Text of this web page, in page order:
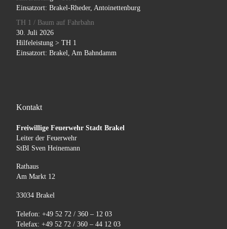
Einsatzort: Brakel-Rheder, Antoinettenburg
TH 1 / Baum auf Fahrbahn
30. Juli 2026
Hilfeleistung > TH 1
Einsatzort: Brakel, Am Bahndamm
Kontakt
Freiwillige Feuerwehr Stadt Brakel
Leiter der Feuerwehr
StBI Sven Heinemann
Rathaus
Am Markt 12
33034 Brakel
Telefon: +49 52 72 / 360 – 12 03
Telefax: +49 52 72 / 360 – 44 12 03